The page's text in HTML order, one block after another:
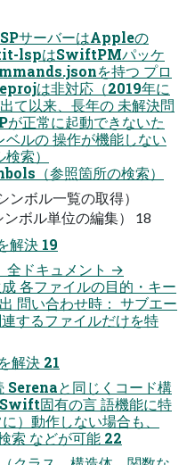
サーバーはAppleの
lspはSwiftPMパッケ
を持つ プロ
は非対応（2019年に
以来、長年の 未解決問
正常に起動できないた
ルの 操作が機能しない
索）
（参照箇所の検索）
ンボル一覧の取得）
ボル単位の編集） 18
解決 19
ドキュメント →
各ファイルの目的・キー
問い合わせ時： サブエー
するファイルだけを特
解決 21
と同じくコード構
固有の言 語機能に特
）動作しない場合も、
などが可能 22